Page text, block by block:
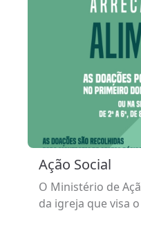
Ação Social
O Ministério de
da igreja que visa